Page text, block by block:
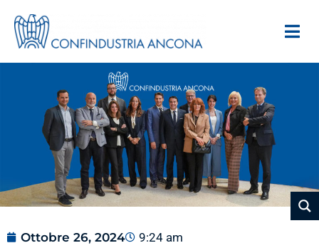
Ottobre 26, 2024 9:24 am